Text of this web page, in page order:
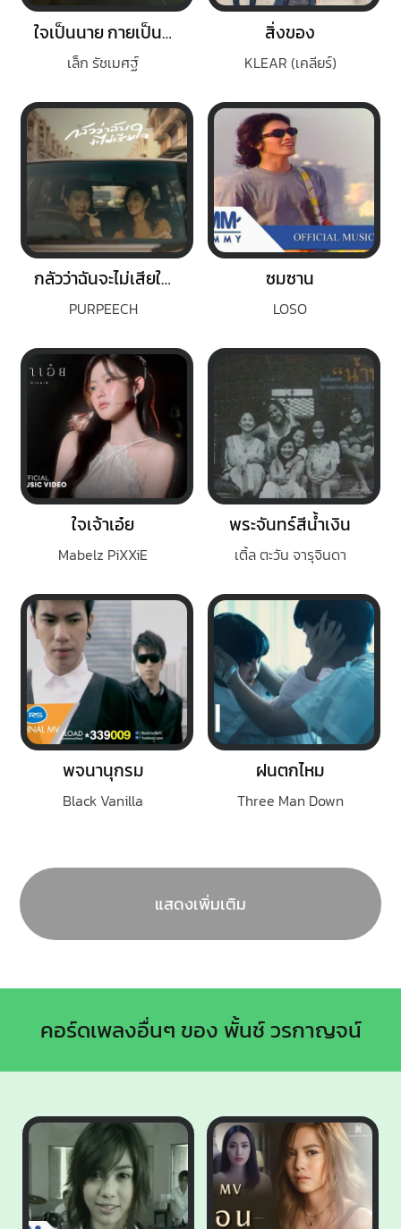
ใจเป็นนาย กายเป็นบ่าว
เล็ก รัชเมศฐ์
สิ่งของ
KLEAR (เคลียร์)
กลัวว่าฉันจะไม่เสียใจ (Fear)
PURPEECH
ซมซาน
LOSO
ใจเจ้าเอ๋ย
Mabelz PiXXiE
พระจันทร์สีน้ำเงิน
เติ้ล ตะวัน จารุจินดา
พจนานุกรม
Black Vanilla
ฝนตกไหม
Three Man Down
แสดงเพิ่มเติม
คอร์ดเพลงอื่นๆ ของ พั้นช์ วรกาญจน์